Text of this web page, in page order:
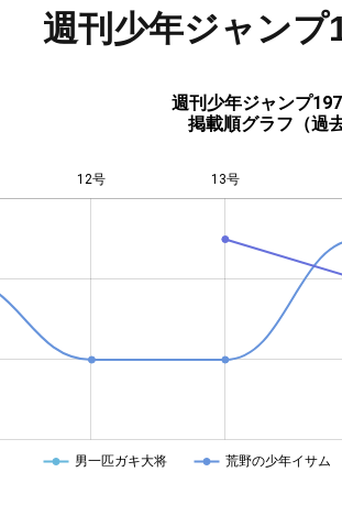
週刊少年ジャンプ
週刊少年ジャンプ
掲載順グラフ（過
12号 13号
男一匹ガキ大将 荒野の少年イサム